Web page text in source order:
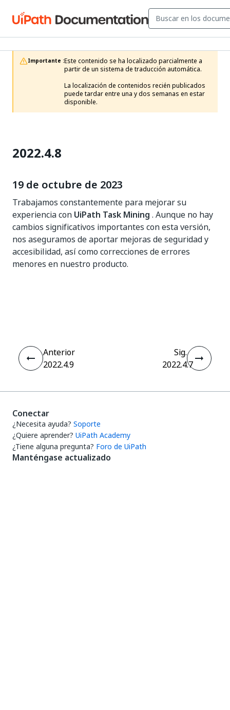
Importante :Este contenido se ha localizado parcialmente a
partir de un sistema de traducción automática.
La localización de contenidos recién publicados
puede tardar entre una y dos semanas en estar
disponible.
2022.4.8
19 de octubre de 2023
Trabajamos constantemente para mejorar su
experiencia con UiPath Task Mining . Aunque no hay
cambios significativos importantes con esta versión,
nos aseguramos de aportar mejoras de seguridad y
accesibilidad, así como correcciones de errores
menores en nuestro producto.
Anterior
2022.4.9
Sig.
2022.4.7
Conectar
¿Necesita ayuda? Soporte
¿Quiere aprender? UiPath Academy
¿Tiene alguna pregunta? Foro de UiPath
Manténgase actualizado